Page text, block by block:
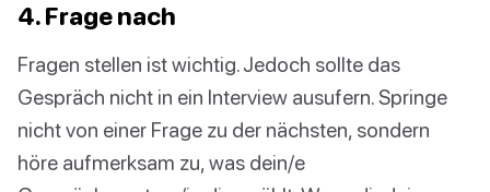
4. Frage nach
Fragen stellen ist wichtig. Jedoch sollte das
Gespräch nicht in ein Interview ausufern. Springe
nicht von einer Frage zu der nächsten, sondern
höre aufmerksam zu, was dein/e